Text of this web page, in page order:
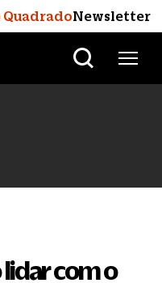
Newsletter
lidar com o